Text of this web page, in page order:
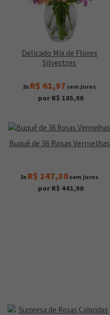
Delicado Mix de Flores
Silvestres
3x R$ 61,97 sem juros
por R$ 185,90
Buquê de 36 Rosas Vermelhas
3x R$ 147,30 sem juros
por R$ 441,90